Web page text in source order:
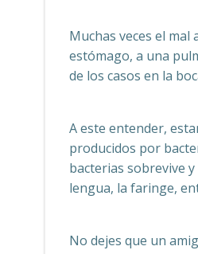
Muchas veces el
estómago, a una
de los casos en la
A este entender,
producidos por
bacterias sobrevive
lengua, la faringe,
No dejes que un